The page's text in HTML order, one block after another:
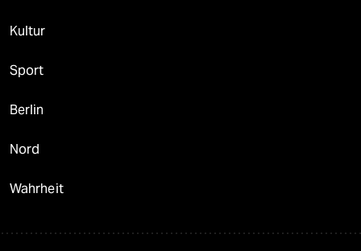
Kultur
Sport
Berlin
Nord
Wahrheit